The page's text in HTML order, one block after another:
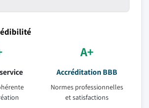
A+
Accréditation BBB
Normes professionnelles
et satisfactions